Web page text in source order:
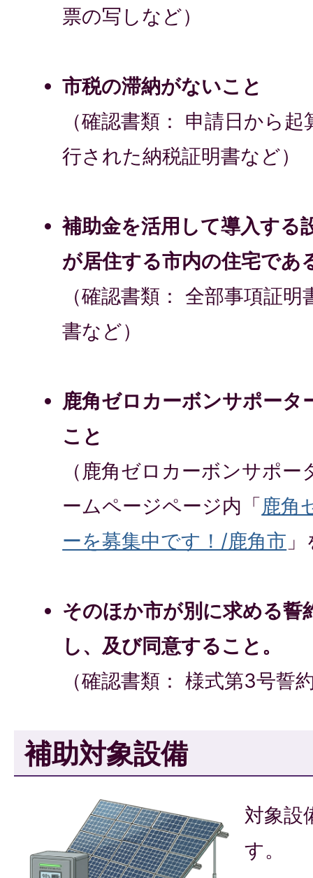
票の写しなど）
市税の滞納がないこと
（確認書類： 申請日から
行された納税証明書など）
補助金を活用して導入する
が居住する市内の住宅であ
（確認書類： 全部事項証
書など）
鹿角ゼロカーボンサポータ
こと
（鹿角ゼロカーボンサポ
ームページページ内「鹿角
ーを募集中です！/鹿角市
そのほか市が別に求める誓
し、及び同意すること。
（確認書類： 様式第3号誓
補助対象設備
対象設
す。